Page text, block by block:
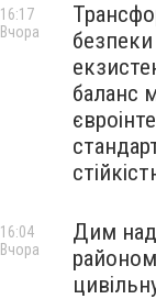
баланс
16:17
Вчора
Дим
16:04
Вчора